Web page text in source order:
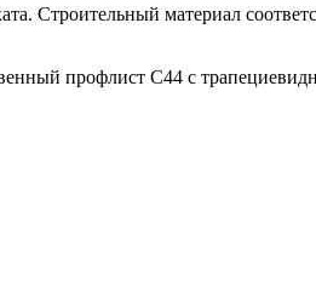
Строительный материал
профлист С44 с